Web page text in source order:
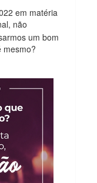
em matéria
não
um bom
mesmo?